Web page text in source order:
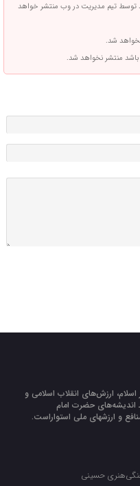
توسط تیم مدیریت در وب منتشر خواهد
شد.
باشد منتشر نخواهد شد.
ارزش‌هاي انقلاب اسلامي و
انديشه‌هاي حضرت امام
و ارزشهاي ملي استواراست.
حسینی